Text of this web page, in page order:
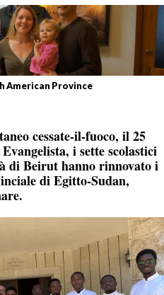
American Province
cessate-il-fuoco, il 25
i sette scolastici
di Beirut hanno rinnovato i
di Egitto-Sudan,